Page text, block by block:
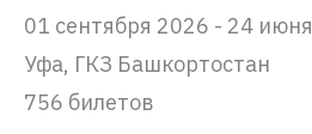
01 сентября 2026 - 24
Уфа, ГКЗ Башкортостан
756 билетов